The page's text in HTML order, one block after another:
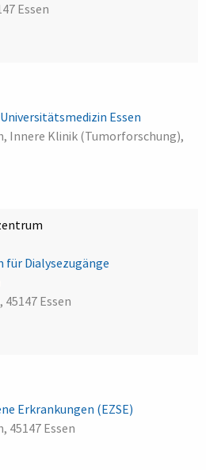
Essen
Essen
Innere Klinik (Tumorforschung),
Dialysezugänge
Essen
Erkrankungen (EZSE)
45147 Essen